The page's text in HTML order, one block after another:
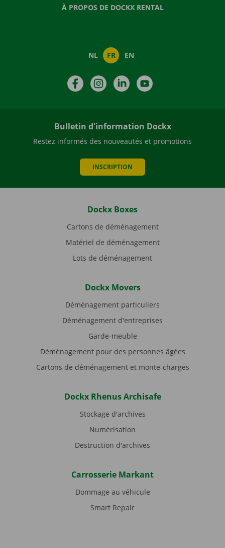
À PROPOS DE DOCKX RENTAL
NL FR EN
FacebookInstagramLinkedIn
Bulletin d'information Dockx
Restez informés des nouveautés et promotions
INSCRIPTION
Dockx Boxes
Cartons de déménagement
Matériel de déménagement
Lots de déménagement
Dockx Movers
Déménagement particuliers
Déménagement d'entreprises
Garde-meuble
Déménagement pour des personnes âgées
Cartons de déménagement et monte-charges
Dockx Rhenus Archisafe
Stockage d'archives
Numérisation
Destruction d'archives
Carrosserie Markant
Dommage au véhicule
Smart Repair